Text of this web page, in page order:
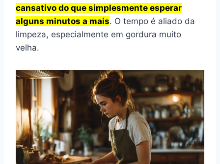
cansativo do que simplesmente esperar
alguns minutos a mais. O tempo é aliado da
limpeza, especialmente em gordura muito
velha.